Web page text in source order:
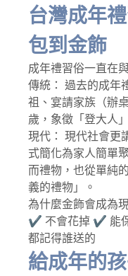
台灣成年
包到金飾
成年禮習俗一直在
傳統： 過去的成年
祖、宴請家族（辦
歲，象徵「登大人
現代： 現代社會更
式簡化為家人簡單
而禮物，也從單純
義的禮物」。
為什麼金飾會成為
✔ 不會花掉 ✔ 能
都記得誰送的
給成年的